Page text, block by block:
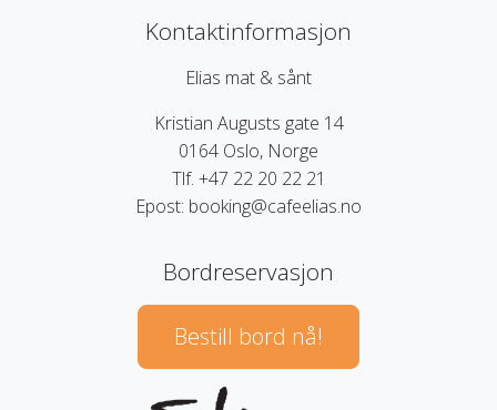
Kontaktinformasjon
Elias mat & sånt
Kristian Augusts gate 14
0164 Oslo, Norge
Tlf. +47 22 20 22 21
Epost: booking@cafeelias.no
Bordreservasjon
Bestill bord nå!